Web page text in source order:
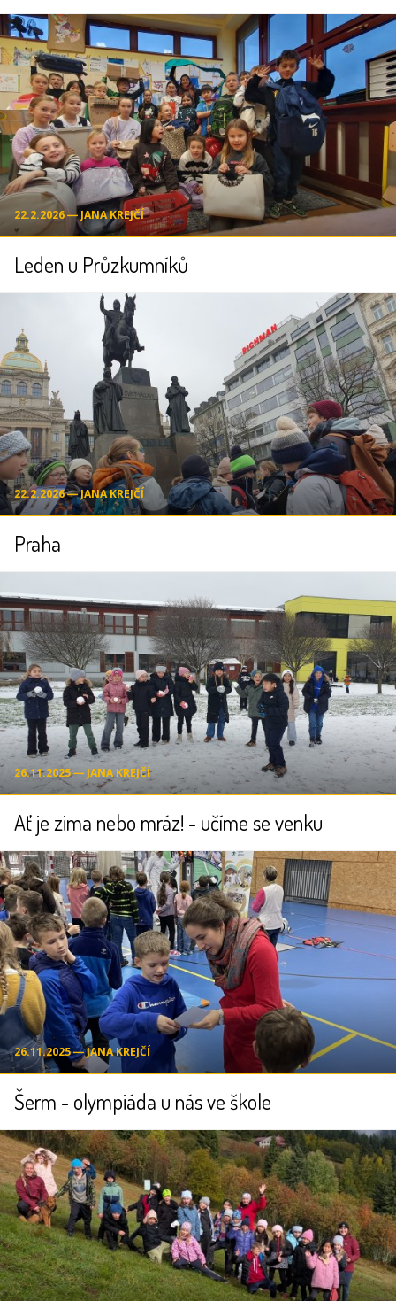
22.2.2026 ― JANA KREJČÍ
Leden u Průzkumníků
22.2.2026 ― JANA KREJČÍ
Praha
26.11.2025 ― JANA KREJČÍ
Ať je zima nebo mráz! - učíme se venku
26.11.2025 ― JANA KREJČÍ
Šerm - olympiáda u nás ve škole